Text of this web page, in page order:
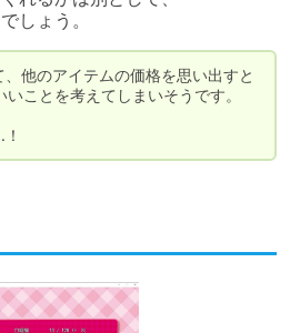
しょう。
他のアイテムの価格を思い出すと
ことを考えてしまいそうです。